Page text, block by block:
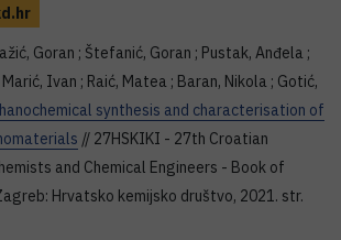
Goran ; Štefanić, Goran ; Pustak, Anđela ;
Marić, Ivan ; Raić, Matea ; Baran, Nikola ; Gotić,
synthesis and characterisation of
// 27HSKIKI - 27th Croatian
and Chemical Engineers - Book of
Hrvatsko kemijsko društvo, 2021. str.